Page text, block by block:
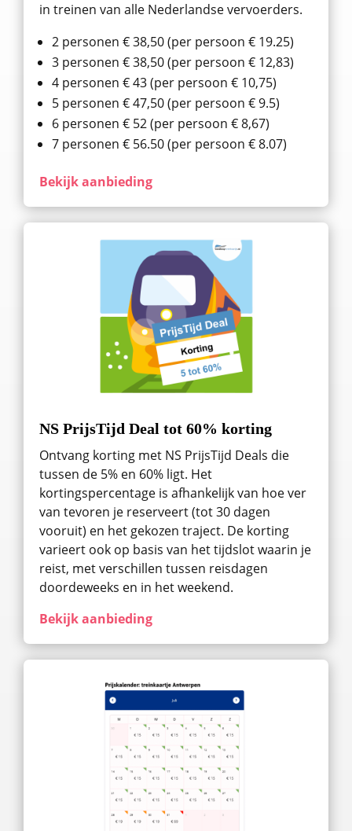
in treinen van alle Nederlandse vervoerders.
2 personen € 38,50 (per persoon € 19.25)
3 personen € 38,50 (per persoon € 12,83)
4 personen € 43 (per persoon € 10,75)
5 personen € 47,50 (per persoon € 9.5)
6 personen € 52 (per persoon € 8,67)
7 personen € 56.50 (per persoon € 8.07)
Bekijk aanbieding
NS PrijsTijd Deal tot 60% korting
Ontvang korting met NS PrijsTijd Deals die
tussen de 5% en 60% ligt. Het
kortingspercentage is afhankelijk van hoe ver
van tevoren je reserveert (tot 30 dagen
vooruit) en het gekozen traject. De korting
varieert ook op basis van het tijdslot waarin je
reist, met verschillen tussen reisdagen
doordeweeks en in het weekend.
Bekijk aanbieding